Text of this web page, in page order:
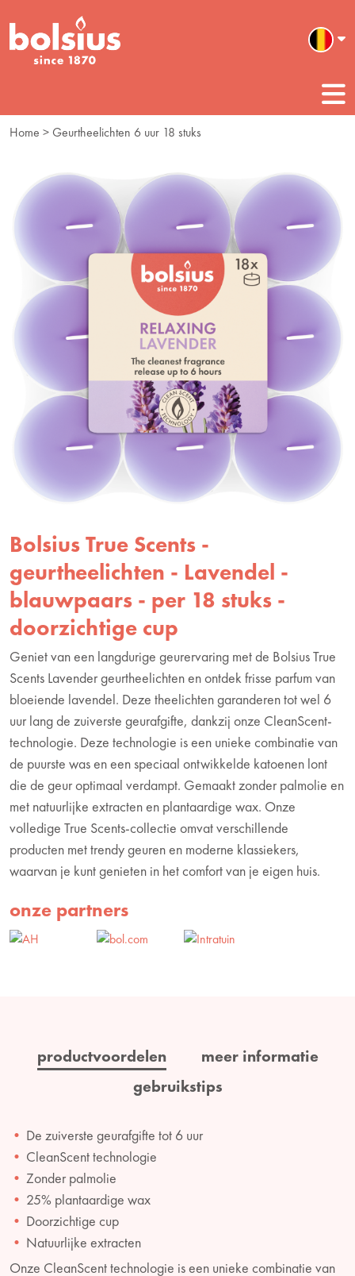
Home > Geurtheelichten 6 uur 18 stuks
Bolsius True Scents -
geurtheelichten - Lavendel -
blauwpaars - per 18 stuks -
doorzichtige cup
Geniet van een langdurige geurervaring met de Bolsius True
Scents Lavender geurtheelichten en ontdek frisse parfum van
bloeiende lavendel. Deze theelichten garanderen tot wel 6
uur lang de zuiverste geurafgifte, dankzij onze CleanScent-
technologie. Deze technologie is een unieke combinatie van
de puurste was en een speciaal ontwikkelde katoenen lont
die de geur optimaal verdampt. Gemaakt zonder palmolie en
met natuurlijke extracten en plantaardige wax. Onze
volledige True Scents-collectie omvat verschillende
producten met trendy geuren en moderne klassiekers,
waarvan je kunt genieten in het comfort van je eigen huis.
onze partners
productvoordelen
meer informatie
gebruikstips
De zuiverste geurafgifte tot 6 uur
CleanScent technologie
Zonder palmolie
25% plantaardige wax
Doorzichtige cup
Natuurlijke extracten
Onze CleanScent technologie is een unieke combinatie van